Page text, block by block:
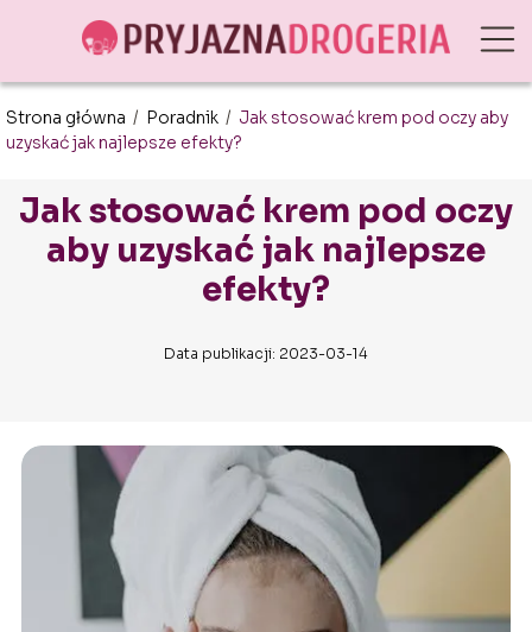
Strona główna / Poradnik / Jak stosować krem pod oczy aby
uzyskać jak najlepsze efekty?
Jak stosować krem pod oczy
aby uzyskać jak najlepsze
efekty?
Data publikacji: 2023-03-14